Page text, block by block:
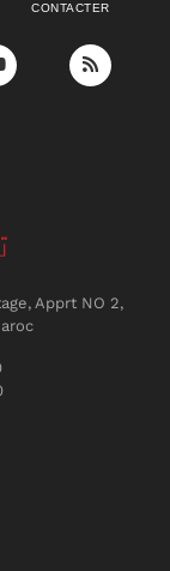
CONTACTER
Apprt NO 2,